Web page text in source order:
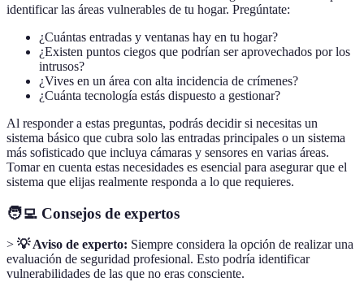
identificar las áreas vulnerables de tu hogar. Pregúntate:
¿Cuántas entradas y ventanas hay en tu hogar?
¿Existen puntos ciegos que podrían ser aprovechados por los
intrusos?
¿Vives en un área con alta incidencia de crímenes?
¿Cuánta tecnología estás dispuesto a gestionar?
Al responder a estas preguntas, podrás decidir si necesitas un
sistema básico que cubra solo las entradas principales o un sistema
más sofisticado que incluya cámaras y sensores en varias áreas.
Tomar en cuenta estas necesidades es esencial para asegurar que el
sistema que elijas realmente responda a lo que requieres.
🧑‍💻 Consejos de expertos
> 💡 Aviso de experto: Siempre considera la opción de realizar una
evaluación de seguridad profesional. Esto podría identificar
vulnerabilidades de las que no eras consciente.